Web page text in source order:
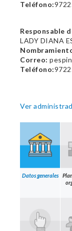
Teléfono:
Responsable
LADY DIANA
Correo:
Teléfono:
Ver
Datos generales